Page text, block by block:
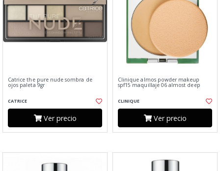
Catrice the pure nude sombra de
ojos paleta 9gr
CATRICE
Ver precio
Clinique almos powder makeup
spf15 maquillaje 06 almost deep
CLINIQUE
Ver precio